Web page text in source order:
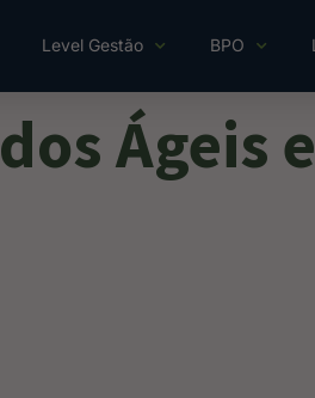
Level Gestão BPO
Ágeis